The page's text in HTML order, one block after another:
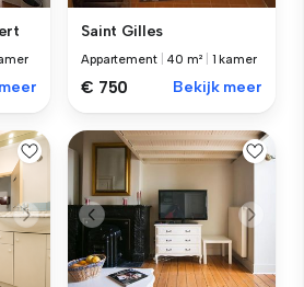
Saint Gilles
Appartement 40 m² 1 kamer
€ 750 Bekijk meer